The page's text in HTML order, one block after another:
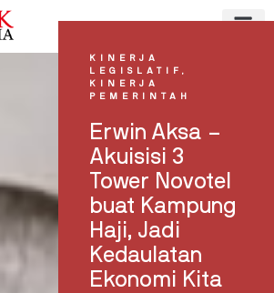
KINERJA
LEGISLATIF,
KINERJA
PEMERINTAH
Erwin Aksa –
Akuisisi 3
Tower Novotel
buat Kampung
Haji, Jadi
Kedaulatan
Ekonomi Kita